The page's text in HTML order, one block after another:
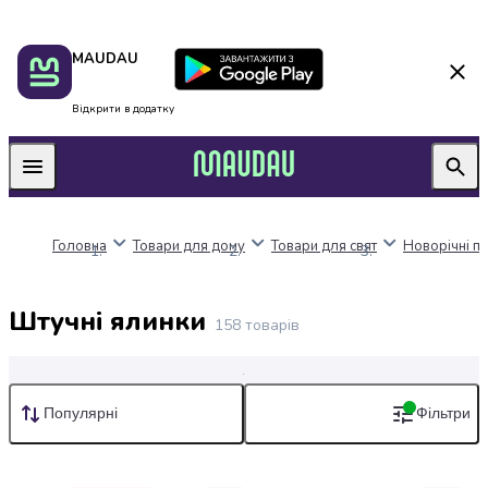
школяра
Оплата
нацкешбек
Алкоголь
вина
Міцний
коньяк
Дніпро
Одеса
Львів
Харків
MAUDAU
Відкрити в додатку
Головна Товари для дому Товари для свят Новорічні
Штучні ялинки 158 товарів
Дешеві
Дорогі
Популярні Фільтри